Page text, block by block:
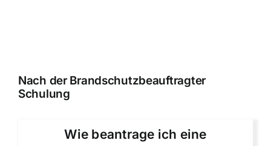
Nach der Brandschutzbeauftragter
Schulung
Wie beantrage ich eine